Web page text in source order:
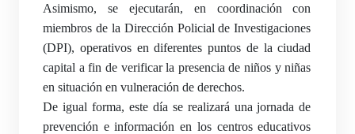
Asimismo, se ejecutarán, en coordinación con
miembros de la Dirección Policial de Investigaciones
(DPI), operativos en diferentes puntos de la ciudad
capital a fin de verificar la presencia de niños y niñas
en situación en vulneración de derechos.
De igual forma, este día se realizará una jornada de
prevención e información en los centros educativos